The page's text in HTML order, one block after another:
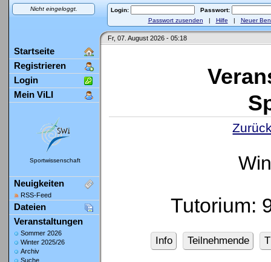
Nicht eingeloggt. Login:
Passwort:
Passwort zusenden | Hilfe | Neuer
Fr, 07. August 2026 - 05:18
Startseite
Registrieren
Login
Mein ViLI
Sportwissenschaft
Neuigkeiten
RSS-Feed
Dateien
Veranstaltungen
Sommer 2026
Winter 2025/26
Archiv
Suche
Tutorium:
Info Teilnehmende